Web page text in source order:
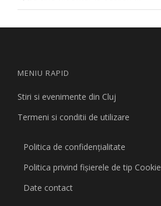
MENIU RAPID
Stiri si evenimente din Cluj
Termeni si conditii de utilizare
Politica de confidențialitate
Politica privind fişierele de tip Cookie
Date contact